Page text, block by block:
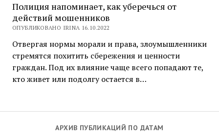
АРХИВ ПУБЛИКАЦИЙ ПО ДАТАМ
Полиция напоминает, как уберечься от
действий мошенников
ОПУБЛИКОВАНО IRINA 16.10.2022
Отвергая нормы морали и права, злоумышленники
стремятся похитить сбережения и ценности
граждан. Под их влияние чаще всего попадают те,
кто живет или подолгу остается в…